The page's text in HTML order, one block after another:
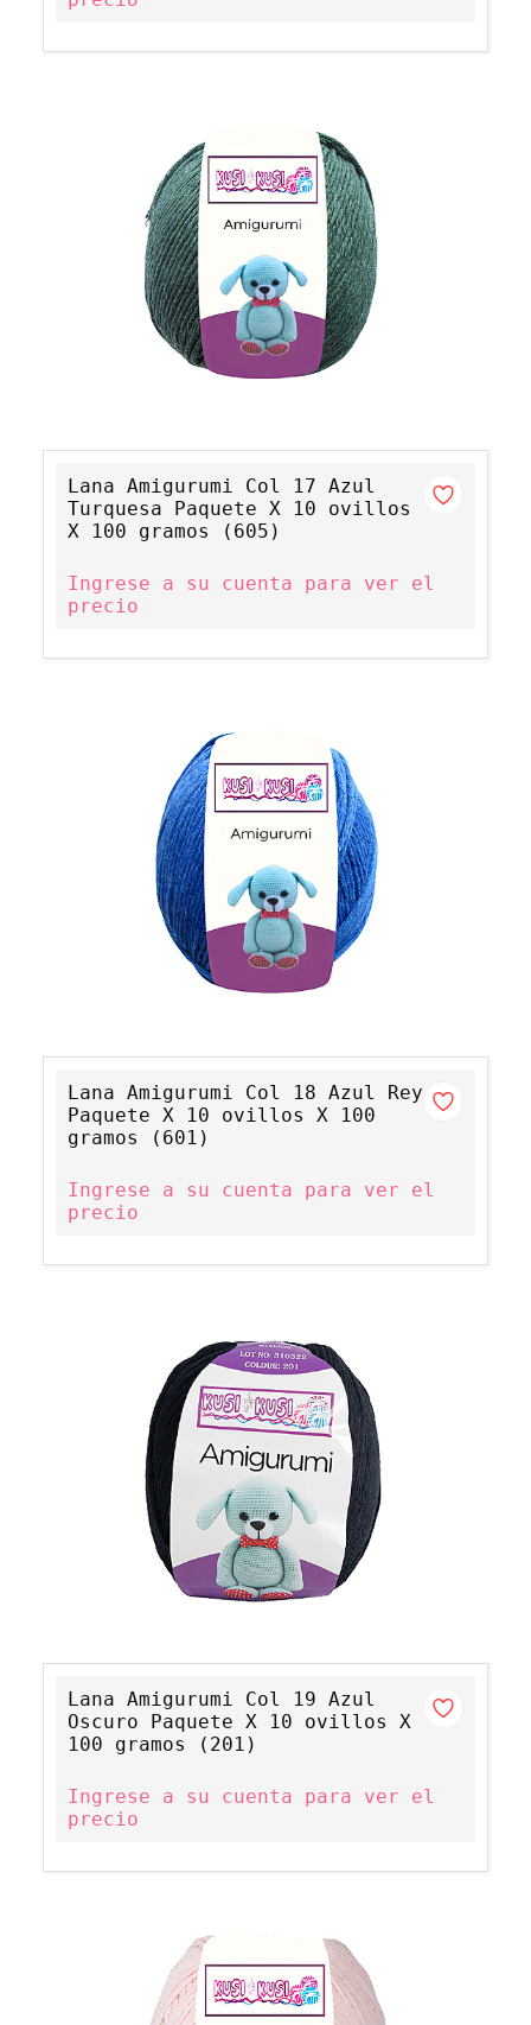
Lana Amigurumi Col 17 Azul
Turquesa Paquete X 10 ovillos
X 100 gramos (605)
Ingrese a su cuenta para ver el
precio
Lana Amigurumi Col 18 Azul Rey
Paquete X 10 ovillos X 100
gramos (601)
Ingrese a su cuenta para ver el
precio
Lana Amigurumi Col 19 Azul
Oscuro Paquete X 10 ovillos X
100 gramos (201)
Ingrese a su cuenta para ver el
precio